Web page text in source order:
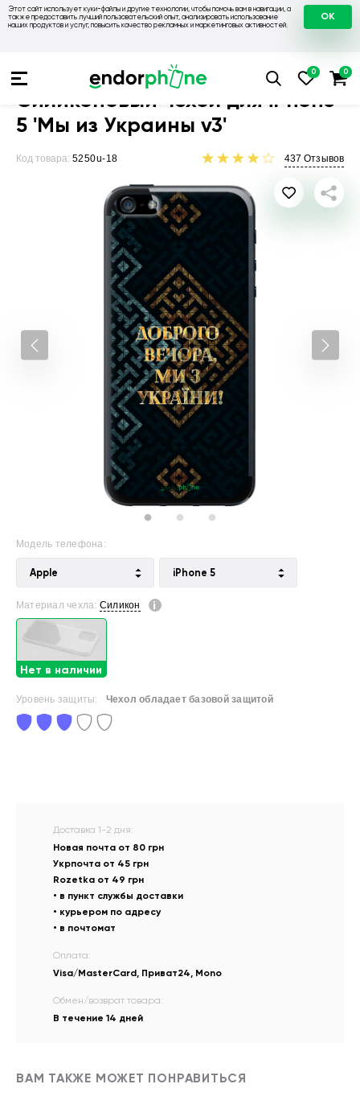
Этот сайт использует куки-файлы и другие технологии, чтобы помочь вам в навигации, а
также предоставить лучший пользовательский опыт, анализировать использование
наших продуктов и услуг, повысить качество рекламных и маркетинговых активностей.
OK
Чехлы на Apple Чехол для iPhone 5
Силиконовый чехол для iPhone
5 'Мы из Украины v3'
Код товара: 5250u-18 437 Отзывов
Модель телефона:
Apple iPhone 5
Материал чехла: Силикон
Нет в наличии
Уровень защиты: Чехол обладает базовой защитой
Доставка 1-2 дня:
Новая почта от 80 грн
Укрпочта от 45 грн
Rozetka от 49 грн
• в пункт службы доставки
• курьером по адресу
• в почтомат
Оплата:
Visa/MasterCard, Приват24, Mono
Обмен/возврат товара:
В течение 14 дней
ВАМ ТАКЖЕ МОЖЕТ ПОНРАВИТЬСЯ